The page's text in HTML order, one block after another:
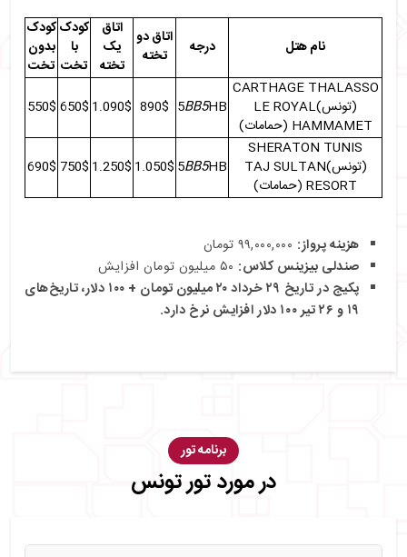
نام هتل درجه
اتاق دو
تخته
اتاق
یک
تخته
کودک
با
تخت
کودک
بدون
تخت
CARTHAGE THALASSO
(تونس)LE ROYAL
HAMMAMET (حمامات)
5BB5HB
890$
1.090$
650$
550$
SHERATON TUNIS
(تونس)TAJ SULTAN
RESORT (حمامات)
5BB5HB
1.050$
1.250$
750$
690$
هزینه پرواز:
صندلی بیزینس کلاس:
پکیج در تاریخ ۲۹ خرداد ۲۰ میلیون تومان + ۱۰۰ دلار، تاریخ‌های
۱۹ و ۲۶ تیر ۱۰۰ دلار افزایش نرخ دارد.
برنامه تور
در مورد تور تونس